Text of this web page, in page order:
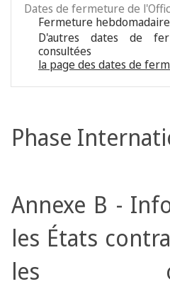
Dates de fermeture de
Fermeture
D'autres dates de
la page des dates de
Phase
Annexe B -
les États
les